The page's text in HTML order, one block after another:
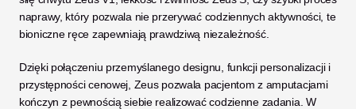
naprawy, który pozwala nie przerywać codziennych aktywności, te
bioniczne ręce zapewniają prawdziwą niezależność.
Dzięki połączeniu przemyślanego designu, funkcji personalizacji i
przystępności cenowej, Zeus pozwala pacjentom z amputacjami
kończyn z pewnością siebie realizować codzienne zadania. W